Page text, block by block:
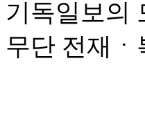
기독일보의
무단 전재